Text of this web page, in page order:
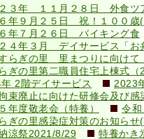
３年 １１月２８日 外食ツ
年９月２５日 祝！１００歳
年７月２６日 バイキング食
４年３月 デイサービス「お
すらぎの里 里まつりに向け
ぎの里第二職員住宅上棟式（
2階デイサービス
2023
束廃止に向けた研修会及び
年度敬老会（特養）
令和
ぎの里感染症対策のお知ら
涼祭2021/8/29
特養かき